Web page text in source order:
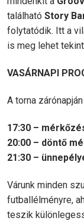
található Story
folytatódik. Itt a
is meg lehet
VASÁRNAPI
A torna
17:30 –
20:00 – döntő
21:30 –
Várunk minden
futballélményre,
teszik